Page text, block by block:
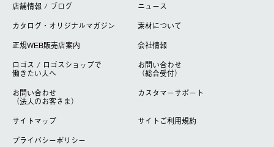
店舗情報 / ブログ
ニュース
カタログ・オリジナルマガジン
素材について
正規WEB販売店案内
会社情報
ロゴス / ロゴスショップで
働きたい人へ
お問い合わせ
（総合受付）
お問い合わせ
（法人のお客さま）
カスタマーサポート
サイトマップ
サイトご利用規約
プライバシーポリシー